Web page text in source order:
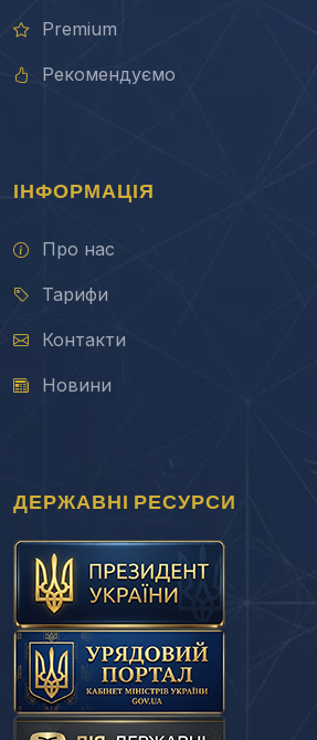
Premium
Рекомендуємо
ІНФОРМАЦІЯ
Про нас
Тарифи
Контакти
Новини
ДЕРЖАВНІ РЕСУРСИ